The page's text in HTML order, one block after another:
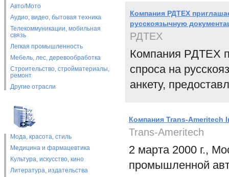
Авто/Мото
Аудио, видео, бытовая техника
Телекоммуникации, мобильная
связь
Легкая промышленность
Мебель, лес, деревообработка
Строительство, стройматериалы,
ремонт
Другие отрасли
Мода, красота, стиль
Медицина и фармацевтика
Культура, искусство, кино
Литература, издательства
Компания РДТЕХ
русскоязычную
РДТЕХ
Компания РДТЕХ
спроса на
анкету,
Компания Trans-Ameritech
Trans-Ameritech
2 марта 2000 г.,
промышленной